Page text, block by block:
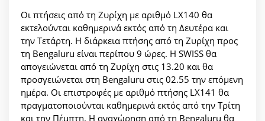
Οι πτήσεις από τη Ζυρίχη με αριθμό LX140 θα
εκτελούνται καθημερινά εκτός από τη Δευτέρα και
την Τετάρτη. Η διάρκεια πτήσης από τη Ζυρίχη προς
τη Bengaluru είναι περίπου 9 ώρες. Η SWISS θα
απογειώνεται από τη Ζυρίχη στις 13.20 και θα
προσγειώνεται στη Bengaluru στις 02.55 την επόμενη
ημέρα. Οι επιστροφές με αριθμό πτήσης LX141 θα
πραγματοποιούνται καθημερινά εκτός από την Τρίτη
και την Πέμπτη. Η αναχώρηση από τη Bengaluru θα